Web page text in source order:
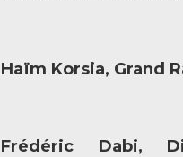
Haïm Korsia, Grand
Frédéric Dabi,